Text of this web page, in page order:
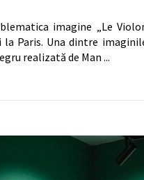
imagine „Le
Paris. Una dintre
realizată de Man